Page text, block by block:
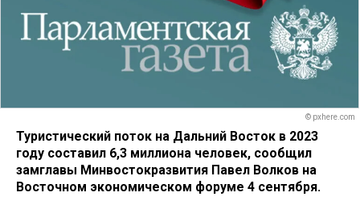
© pxhere.com
Туристический поток на Дальний Восток в 2023
году составил 6,3 миллиона человек, сообщил
замглавы Минвостокразвития Павел Волков на
Восточном экономическом форуме 4 сентября.